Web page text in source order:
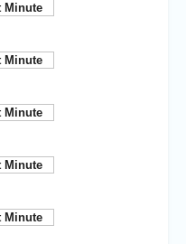
Minute
Minute
Minute
Minute
Minute